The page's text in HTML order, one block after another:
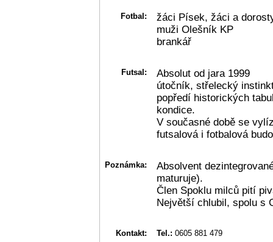
Fotbal:
žáci Písek, žáci a
muži Olešník KP
brankář
Futsal:
Absolut od jara 1999
útočník, střelecký
popředí historických
kondice.
V současné době se
futsalová i fotbalová
Poznámka:
Absolvent
maturuje).
Člen Spoklu milců pití
Největší chlubil, spolu s
Kontakt: Tel.: 0605 881 479